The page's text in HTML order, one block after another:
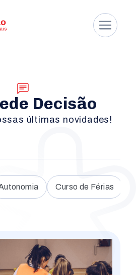
Decisão
últimas novidades!
Curso de Férias